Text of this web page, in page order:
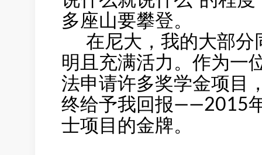
多座山要攀登。
在尼大，我的大部分
明且充满活力。作为一
法申请许多奖学金项目
终给予我回报——2015
士项目的金牌。